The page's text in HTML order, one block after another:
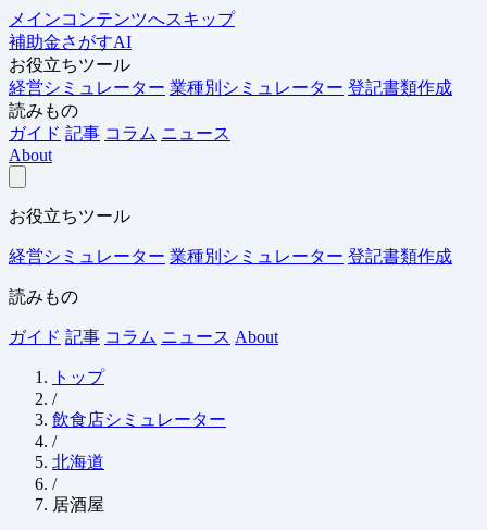
メインコンテンツへスキップ
補助金さがすAI
お役立ちツール
経営シミュレーター 業種別シミュレーター 登記書類作成
読みもの
ガイド 記事 コラム ニュース
About
お役立ちツール
経営シミュレーター 業種別シミュレーター 登記書類作成
読みもの
ガイド 記事 コラム ニュース About
トップ
/
飲食店シミュレーター
/
北海道
/
居酒屋